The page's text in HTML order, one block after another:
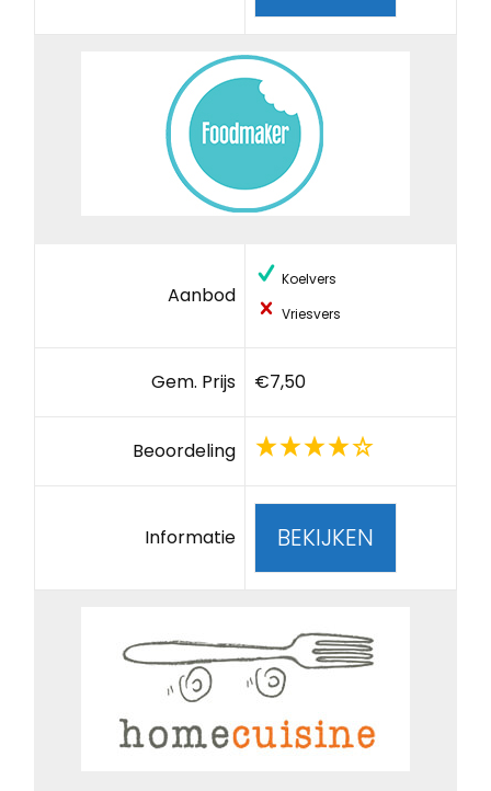
Aanbod
Koelvers
Vriesvers
Gem. Prijs €7,50
Beoordeling
Informatie BEKIJKEN